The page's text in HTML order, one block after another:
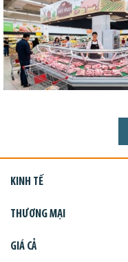
KINH TẾ
THƯƠNG MẠI
GIÁ CẢ